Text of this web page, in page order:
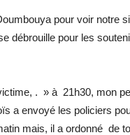
pour voir notre
débrouille pour les
. » à 21h30, mon
a envoyé les policiers
mais, il a ordonné de